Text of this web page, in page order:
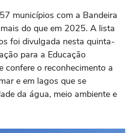
municípios com a Bandeira
do que em 2025. A lista
foi divulgada nesta quinta-
para a Educação
confere o reconhecimento a
e em lagos que se
da água, meio ambiente e